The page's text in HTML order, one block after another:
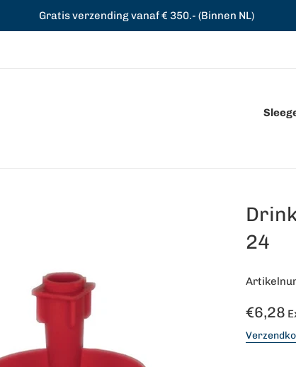
Gratis verzending vanaf € 350.- (Binnen NL)
24
Normale
€6,28